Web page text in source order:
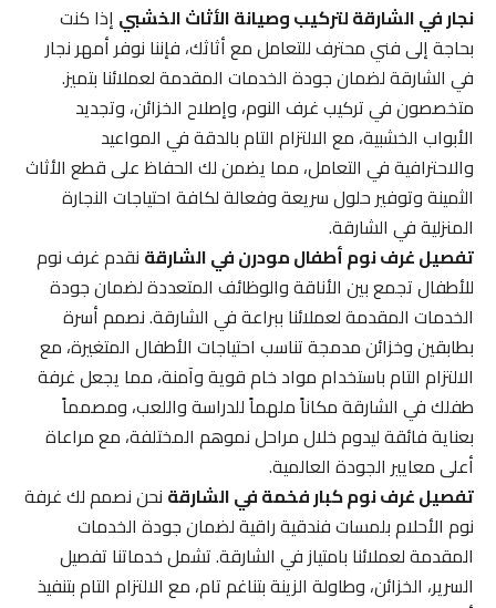
نجار في الشارقة لتركيب وصيانة الأثاث الخشبيإذا كنت
بحاجة إلى فني محترف للتعامل مع أثاثك، فإننا نوفر أمهر نجار
في الشارقة لضمان جودة الخدمات المقدمة لعملائنا بتميز.
متخصصون في تركيب غرف النوم، وإصلاح الخزائن، وتجديد
الأبواب الخشبية، مع الالتزام التام بالدقة في المواعيد
والاحترافية في التعامل، مما يضمن لك الحفاظ على قطع الأثاث
الثمينة وتوفير حلول سريعة وفعالة لكافة احتياجات النجارة
المنزلية في الشارقة.
تفصيل غرف نوم أطفال مودرن في الشارقةنقدم غرف نوم
للأطفال تجمع بين الأناقة والوظائف المتعددة لضمان جودة
الخدمات المقدمة لعملائنا ببراعة في الشارقة. نصمم أسرة
بطابقين وخزائن مدمجة تناسب احتياجات الأطفال المتغيرة، مع
الالتزام التام باستخدام مواد خام قوية وآمنة، مما يجعل غرفة
طفلك في الشارقة مكاناً ملهماً للدراسة واللعب، ومصمماً
بعناية فائقة ليدوم خلال مراحل نموهم المختلفة، مع مراعاة
أعلى معايير الجودة العالمية.
تفصيل غرف نوم كبار فخمة في الشارقةنحن نصمم لك غرفة
نوم الأحلام بلمسات فندقية راقية لضمان جودة الخدمات
المقدمة لعملائنا بامتياز في الشارقة. تشمل خدماتنا تفصيل
السرير، الخزائن، وطاولة الزينة بتناغم تام، مع الالتزام التام بتنفيذ